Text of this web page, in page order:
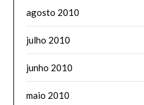
agosto 2010
julho 2010
junho 2010
maio 2010